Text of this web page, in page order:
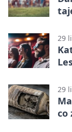
29
29
co